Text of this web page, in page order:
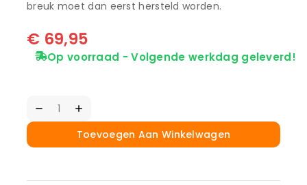
breuk moet dan eerst hersteld worden.
€ 69,95
Op voorraad - Volgende werkdag geleverd!
Toevoegen Aan Winkelwagen